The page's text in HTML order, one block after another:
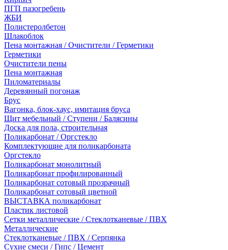
ПГП пазогребень
ЖБИ
Полистеролбетон
Шлакоблок
Пена монтажная / Очистители / Герметики
Герметики
Очистители пены
Пена монтажная
Пиломатериалы
Деревянный погонаж
Брус
Вагонка, блок-хаус, имитация бруса
Щит мебельный / Ступени / Балясины
Доска для пола, строительная
Поликарбонат / Оргстекло
Комплектующие для поликарбоната
Оргстекло
Поликарбонат монолитный
Поликарбонат профилированный
Поликарбонат сотовый прозрачный
Поликарбонат сотовый цветной
ВЫСТАВКА поликарбонат
Пластик листовой
Сетки металлические / Стеклотканевые / ПВХ
Металлические
Стеклотканевые / ПВХ / Серпянка
Сухие смеси / Гипс / Цемент